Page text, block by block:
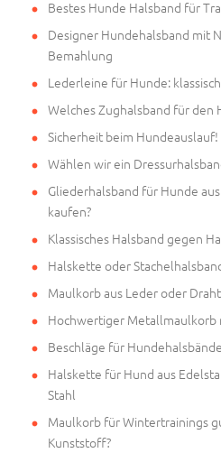
Bestes Hunde Halsband für
Designer Hundehalsband mit
Bemahlung
Lederleine für Hunde:
Welches Zughalsband für den
Sicherheit beim Hundeauslauf!
Wählen wir ein
Gliederhalsband für Hunde
kaufen?
Klassisches Halsband gegen
Halskette oder
Maulkorb aus Leder oder Draht
Hochwertiger Metallmaulkorb
Beschläge für
Halskette für Hund aus
Stahl
Maulkorb für Wintertrainings
Kunststoff?